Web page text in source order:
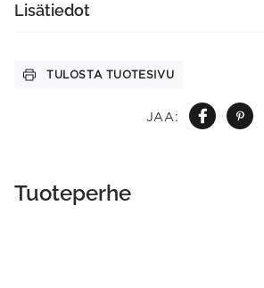
JAA:
Lisätiedot
TULOSTA TUOTESIVU
Tuoteperhe